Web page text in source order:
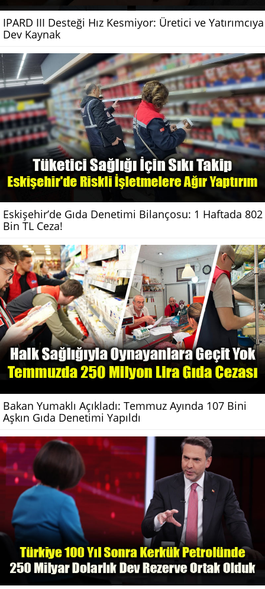
IPARD III Desteği Hız Kesmiyor: Üretici ve Yatırımcıya
Dev Kaynak
Eskişehir’de Gıda Denetimi Bilançosu: 1 Haftada 802
Bin TL Ceza!
Bakan Yumaklı Açıkladı: Temmuz Ayında 107 Bini
Aşkın Gıda Denetimi Yapıldı